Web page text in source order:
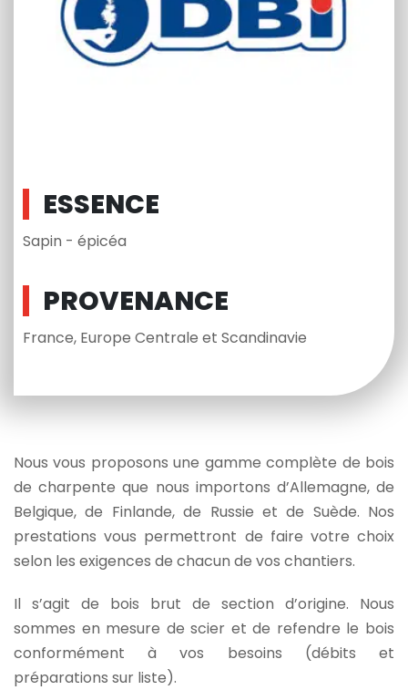
ESSENCE
Sapin - épicéa
PROVENANCE
France, Europe Centrale et Scandinavie
Nous vous proposons une gamme complète de bois
de charpente que nous importons d’Allemagne, de
Belgique, de Finlande, de Russie et de Suède. Nos
prestations vous permettront de faire votre choix
selon les exigences de chacun de vos chantiers.
Il s’agit de bois brut de section d’origine. Nous
sommes en mesure de scier et de refendre le bois
conformément à vos besoins (débits et
préparations sur liste).